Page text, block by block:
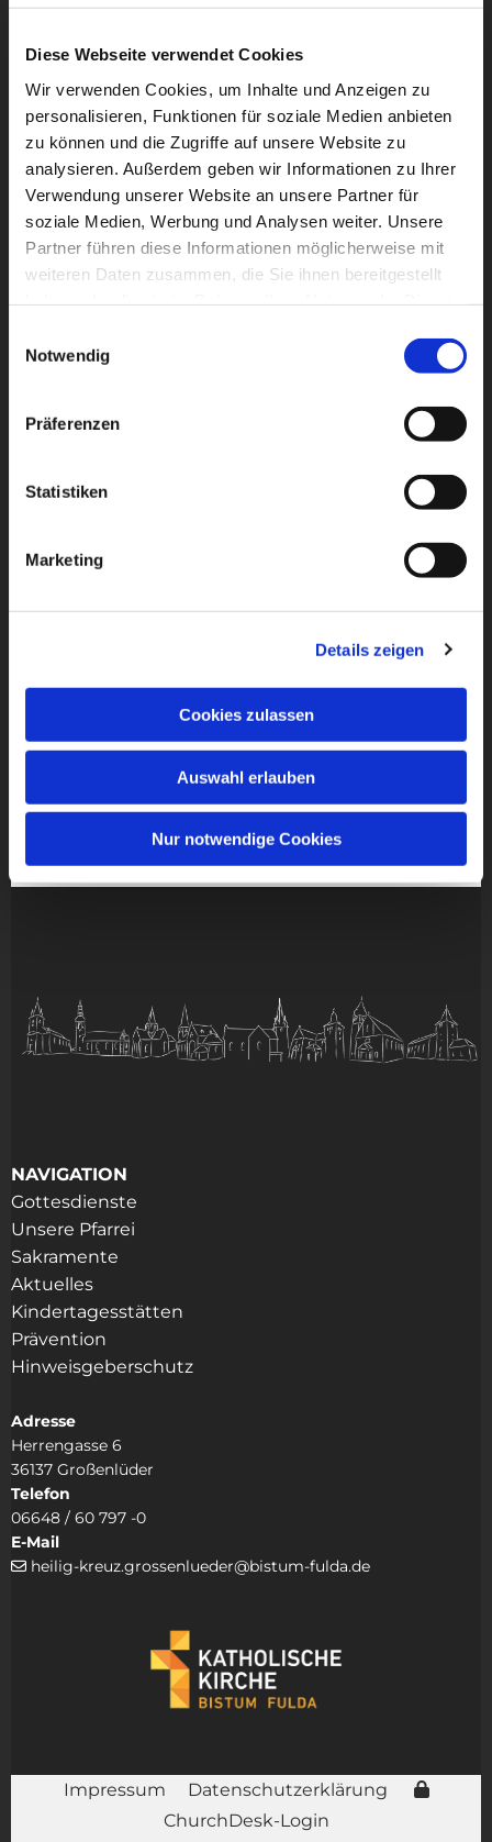
Diese Webseite verwendet Cookies
Wir verwenden Cookies, um Inhalte und Anzeigen zu
personalisieren, Funktionen für soziale Medien anbieten
zu können und die Zugriffe auf unsere Website zu
analysieren. Außerdem geben wir Informationen zu Ihrer
Verwendung unserer Website an unsere Partner für
soziale Medien, Werbung und Analysen weiter. Unsere
Partner führen diese Informationen möglicherweise mit
weiteren Daten zusammen, die Sie ihnen bereitgestellt
Notwendig
Präferenzen
Statistiken
Marketing
Details zeigen
Cookies zulassen
Auswahl erlauben
Nur notwendige Cookies
Dies könnte Sie auch
NAVIGATION
Gottesdienste
Unsere Pfarrei
Sakramente
Aktuelles
Kindertagesstätten
Prävention
Hinweisgeberschutz
Adresse
Herrengasse 6
36137 Großenlüder
Telefon
06648 / 60 797 -0
E-Mail
 heilig-kreuz.grossenlueder@bistum-fulda.de
Impressum
Datenschutzerklärung
ChurchDesk-Login